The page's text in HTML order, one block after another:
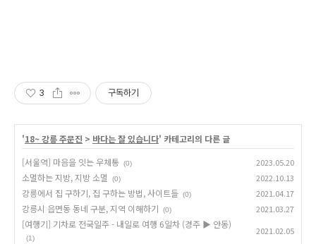
3 구독하기
'18~ 강릉 주문진 > 바다는 잘 있습니다' 카테고리의 다른 글
[서울역] 마음을 잇는 우체통 (0) 2023.05.20
소멸하는 지방, 지방 소멸 (0) 2022.10.13
강릉에서 집 구하기, 집 구하는 방법, 사이트들 (0) 2021.04.17
강릉시 읍면동 동네 구분, 지역 이해하기 (0) 2021.03.27
[여행기] 기차로 전국일주 - 내일로 여행 6일차 (경주 ▶ 안동)
(1)
2021.02.05